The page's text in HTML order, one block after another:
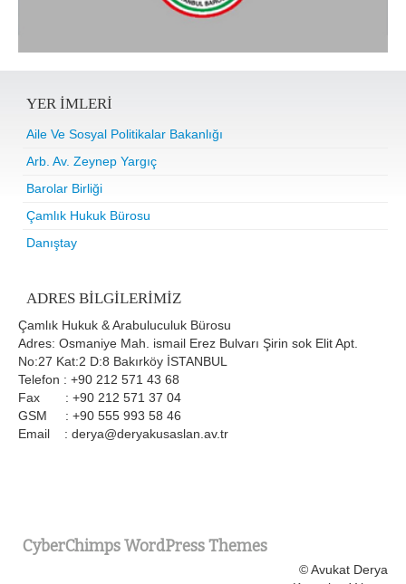
YER IMLERI
Aile Ve Sosyal Politikalar Bakanlığı
Arb. Av. Zeynep Yargıç
Barolar Birliği
Çamlık Hukuk Bürosu
Danıştay
ADRES BILGILERIMIZ
Çamlık Hukuk & Arabuluculuk Bürosu
Adres: Osmaniye Mah. ismail Erez Bulvarı Şirin sok Elit Apt.
No:27 Kat:2 D:8 Bakırköy İSTANBUL
Telefon : +90 212 571 43 68
Fax : +90 212 571 37 04
GSM : +90 555 993 58 46
Email : derya@deryakusaslan.av.tr
CyberChimps WordPress Themes
© Avukat Derya